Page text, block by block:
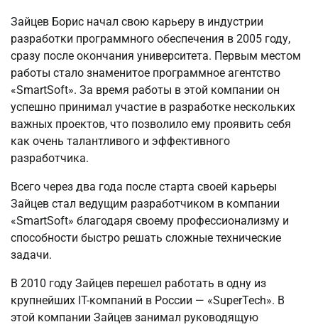
Зайцев Борис начал свою карьеру в индустрии
разработки программного обеспечения в 2005 году,
сразу после окончания университета. Первым местом
работы стало знаменитое программное агентство
«SmartSoft». За время работы в этой компании он
успешно принимал участие в разработке нескольких
важных проектов, что позволило ему проявить себя
как очень талантливого и эффективного
разработчика.
Всего через два года после старта своей карьеры
Зайцев стал ведущим разработчиком в компании
«SmartSoft» благодаря своему профессионализму и
способности быстро решать сложные технические
задачи.
В 2010 году Зайцев перешел работать в одну из
крупнейших IT-компаний в России — «SuperTech». В
этой компании Зайцев занимал руководящую